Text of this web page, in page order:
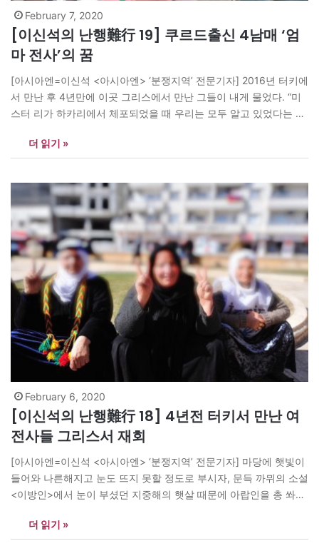
February 7, 2020
[이신석의 난행難行 19] 쿠르드출신 4남매 ‘엄
마 전사’의 꿈
[아시아엔=이신석 <아시아엔> ‘분쟁지역’ 전문기자] 2016년 터키에
서 만난 후 4년만에 이곳 그리스에서 만난 그들이 내게 물었다. “미
스터 리가 하카리에서 체포되었을 때 우리는 모두 알고 있었다는 사
원이 무전을 도청하여 내가 구금되어 있다는 사실을 알고 있다는 얘
더 읽기 »
February 6, 2020
[이신석의 난행難行 18] 4년전 터키서 만난 여
전사들 그리스서 재회
[아시아엔=이신석 <아시아엔> ‘분쟁지역’ 전문기자] 마당에 햇빛이
들어와 나른해지고 눈도 뜨지 못할 정도로 부시자, 문득 까뮈의 소설
<이방인>에서 눈이 부셨던 지중해의 햇살 때문에 아랍인을 총 쏴서
자원봉사자들이 아이들에게 글과 그림을 가르치거나 도서를 대여해
주는 모습이 보였다. 난민수용소에서 생활하며 제대로 된 교육을 받
더 읽기 »